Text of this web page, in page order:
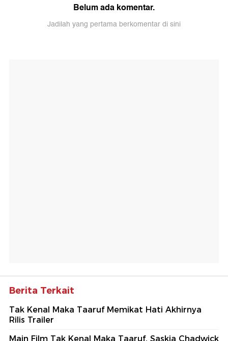
Belum ada komentar.
Jadilah yang pertama berkomentar di sini
Berita Terkait
Tak Kenal Maka Taaruf Memikat Hati Akhirnya
Rilis Trailer
Main Film Tak Kenal Maka Taaruf, Saskia Chadwick